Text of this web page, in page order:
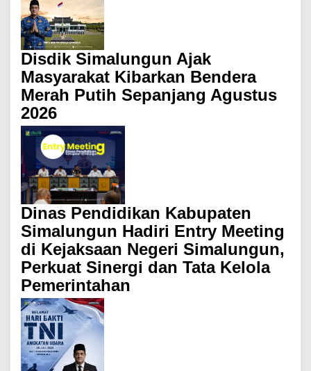
Disdik Simalungun Ajak
Masyarakat Kibarkan Bendera
Merah Putih Sepanjang Agustus
2026
Dinas Pendidikan Kabupaten
Simalungun Hadiri Entry Meeting
di Kejaksaan Negeri Simalungun,
Perkuat Sinergi dan Tata Kelola
Pemerintahan